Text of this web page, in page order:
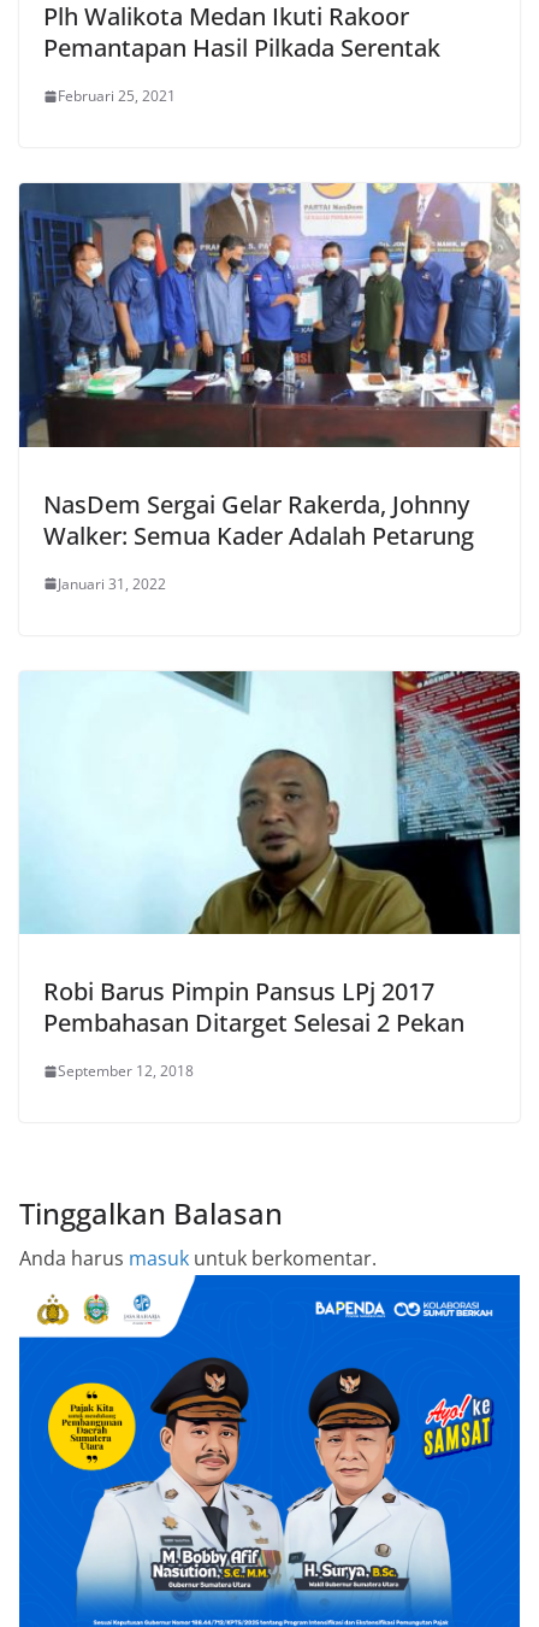
Plh Walikota Medan Ikuti Rakoor
Pemantapan Hasil Pilkada Serentak
Februari 25, 2021
NasDem Sergai Gelar Rakerda, Johnny
Walker: Semua Kader Adalah Petarung
Januari 31, 2022
Robi Barus Pimpin Pansus LPj 2017
Pembahasan Ditarget Selesai 2 Pekan
September 12, 2018
Tinggalkan Balasan
Anda harus masuk untuk berkomentar.